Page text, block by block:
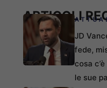
ARTICOLI
JD
fede,
cosa
le sue